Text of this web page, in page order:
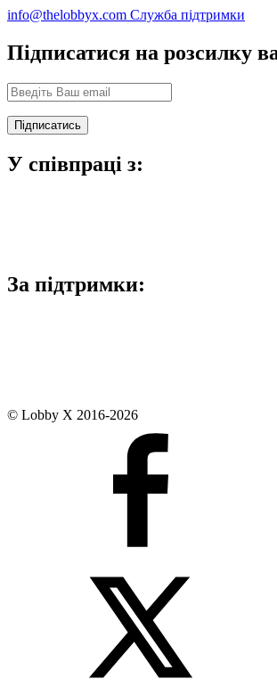
info@thelobbyx.com Служба підтримки
Підписатися на розсилку
У співпраці з:
За підтримки:
© Lobby X 2016-2026